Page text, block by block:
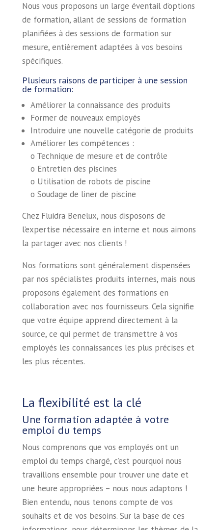
Nous vous proposons un large éventail d’options
de formation, allant de sessions de formation
planifiées à des sessions de formation sur
mesure, entièrement adaptées à vos besoins
spécifiques.
Plusieurs raisons de participer à une session
de formation:
Améliorer la connaissance des produits
Former de nouveaux employés
Introduire une nouvelle catégorie de produits
Améliorer les compétences :
o Technique de mesure et de contrôle
o Entretien des piscines
o Utilisation de robots de piscine
o Soudage de liner de piscine
Chez Fluidra Benelux, nous disposons de
l’expertise nécessaire en interne et nous aimons
la partager avec nos clients !
Nos formations sont généralement dispensées
par nos spécialistes produits internes, mais nous
proposons également des formations en
collaboration avec nos fournisseurs. Cela signifie
que votre équipe apprend directement à la
source, ce qui permet de transmettre à vos
employés les connaissances les plus précises et
les plus récentes.
La flexibilité est la clé
Une formation adaptée à votre
emploi du temps
Nous comprenons que vos employés ont un
emploi du temps chargé, c’est pourquoi nous
travaillons ensemble pour trouver une date et
une heure appropriées – nous nous adaptons !
Bien entendu, nous tenons compte de vos
souhaits et de vos besoins. Sur la base de ces